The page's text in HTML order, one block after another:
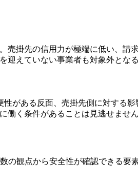
掛先の信用力が極端に低い、請
えていない事業者も対象外とな
がある反面、売掛先側に対する
働く条件があることは見逃せません
観点から安全性が確認できる要